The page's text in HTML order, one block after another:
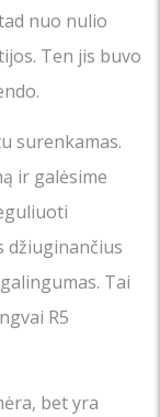
nuo nulio
Ten jis buvo
surenkamas.
ir galėsime
džiuginančius
Tai
R5
bet yra